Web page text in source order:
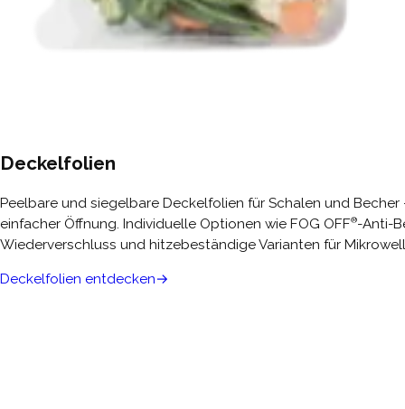
Deckelfolien
Peelbare und siegelbare Deckelfolien für Schalen und
einfacher Öffnung. Individuelle Optionen wie FOG OFF®-Anti-
Wiederverschluss und hitzebeständige Varianten für
Deckelfolien entdecken